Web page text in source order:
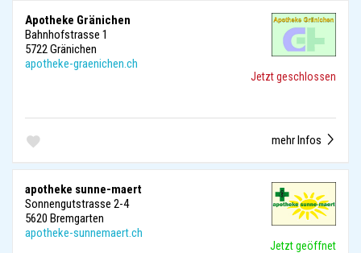
Apotheke Gränichen
Bahnhofstrasse 1
5722 Gränichen
apotheke-graenichen.ch
Jetzt geschlossen
mehr Infos
apotheke sunne-maert
Sonnengutstrasse 2-4
5620 Bremgarten
apotheke-sunnemaert.ch
Jetzt geöffnet